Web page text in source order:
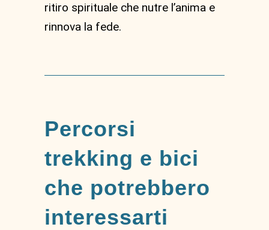
ritiro spirituale che nutre l’anima e
rinnova la fede.
Percorsi
trekking e bici
che potrebbero
interessarti